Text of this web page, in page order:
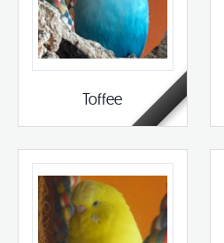
Toffee